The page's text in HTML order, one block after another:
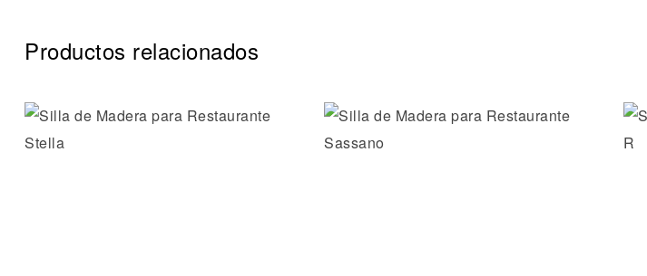
Productos relacionados
Añadir a la lista de deseos